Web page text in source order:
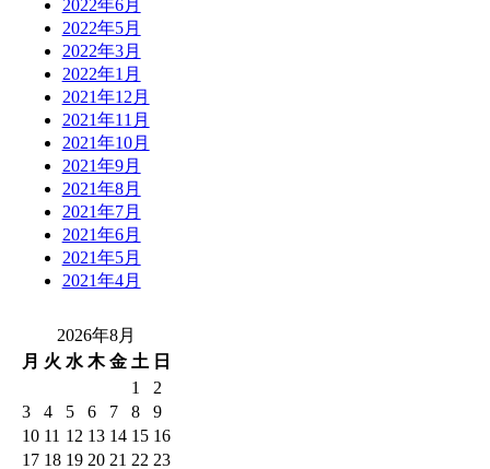
2022年6月
2022年5月
2022年3月
2022年1月
2021年12月
2021年11月
2021年10月
2021年9月
2021年8月
2021年7月
2021年6月
2021年5月
2021年4月
2026年8月
月 火 水 木 金 土 日
1
2
3
4 5 6 7 8
9
10 11 12 13 14 15 16
17 18 19 20 21 22 23